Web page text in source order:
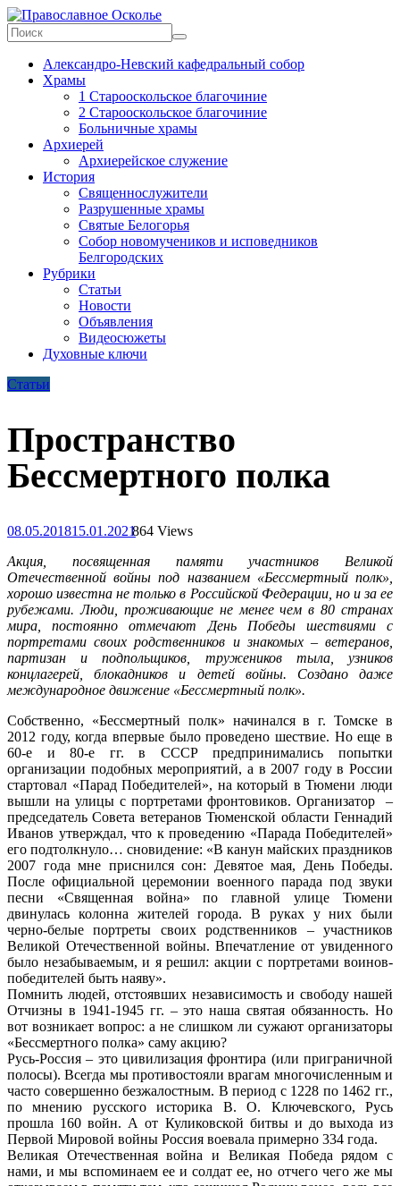
Skip
to
content
Православное
Осколье
Информационный
митрополичий
Александро-Невский кафедральный собор
Храмы
1 Старооскольское благочиние
2 Старооскольское благочиние
Больничные храмы
Архиерей
Архиерейское служение
История
Священнослужители
Разрушенные храмы
Святые Белогорья
Собор новомучеников и исповедников
Белгородских
Рубрики
Статьи
Новости
Объявления
Видеосюжеты
Духовные ключи
Статьи
Пространство
Бессмертного полка
08.05.201815.01.2021864 Views
Акция, посвященная памяти участников Великой
Отечественной войны под названием «Бессмертный полк»,
хорошо известна не только в Российской Федерации, но и за ее
рубежами. Люди, проживающие не менее чем в 80 странах
мира, постоянно отмечают День Победы шествиями с
портретами своих родственников и знакомых – ветеранов,
партизан и подпольщиков, тружеников тыла, узников
концлагерей, блокадников и детей войны. Создано даже
международное движение «Бессмертный полк».
Собственно, «Бессмертный полк» начинался в г. Томске в
2012 году, когда впервые было проведено шествие. Но еще в
60-е и 80-е гг. в СССР предпринимались попытки
организации подобных мероприятий, а в 2007 году в России
стартовал «Парад Победителей», на который в Тюмени люди
вышли на улицы с портретами фронтовиков. Организатор –
председатель Совета ветеранов Тюменской области Геннадий
Иванов утверждал, что к проведению «Парада Победителей»
его подтолкнуло… сновидение: «В канун майских праздников
2007 года мне приснился сон: Девятое мая, День Победы.
После официальной церемонии военного парада под звуки
песни «Священная война» по главной улице Тюмени
двинулась колонна жителей города. В руках у них были
черно-белые портреты своих родственников – участников
Великой Отечественной войны. Впечатление от увиденного
было незабываемым, и я решил: акции с портретами воинов-
победителей быть наяву».
Помнить людей, отстоявших независимость и свободу нашей
Отчизны в 1941-1945 гг. – это наша святая обязанность. Но
вот возникает вопрос: а не слишком ли сужают организаторы
«Бессмертного полка» саму акцию?
Русь-Россия – это цивилизация фронтира (или приграничной
полосы). Всегда мы противостояли врагам многочисленным и
часто совершенно безжалостным. В период с 1228 по 1462 гг.,
по мнению русского историка В. О. Ключевского, Русь
прошла 160 войн. А от Куликовской битвы и до выхода из
Первой Мировой войны Россия воевала примерно 334 года.
Великая Отечественная война и Великая Победа рядом с
нами, и мы вспоминаем ее и солдат ее, но отчего чего же мы